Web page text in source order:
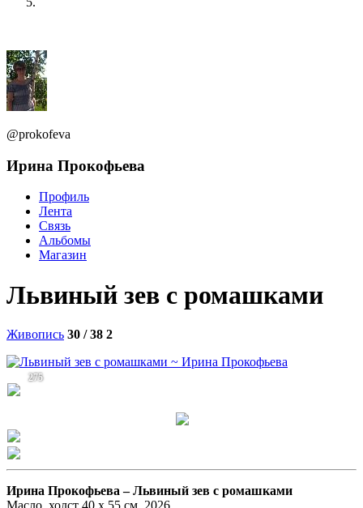
@prokofeva
Ирина Прокофьева
Профиль
Лента
Связь
Альбомы
Магазин
Львиный зев с ромашками
Живопись 30 / 38 2
275
Ирина Прокофьева –Львиный зев с ромашками